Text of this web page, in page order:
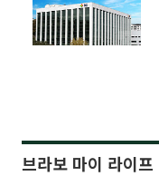
브라보 마이 라이프